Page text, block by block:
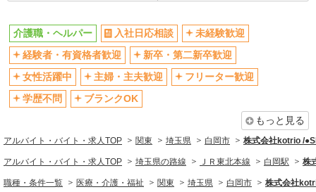
社会保険あり
産休・育休取得実績あり
退職金・財形貯蓄制度あり
各種手当（家族・役職・インセン
ティブなど）あり
制服貸与
研修制度あり
資格取得支援制度あり
医療・介護・福祉
介護職・ヘルパー
介護職・ヘルパー 入社日応相談
未経験歓迎
経験者・有資格者歓迎
新卒・第二新卒歓迎
女性活躍中
主婦・主夫歓迎
フリーター歓迎
学歴不問
ブランクOK
もっと見る
アルバイト・バイト・求人TOP 関東 埼玉県 白岡市 株式会社kotrio /
アルバイト・バイト・求人TOP 埼玉県の路線 ＪＲ東北本線 白岡駅 株
職種・条件一覧 医療・介護・福祉 関東 埼玉県 白岡市 株式会社